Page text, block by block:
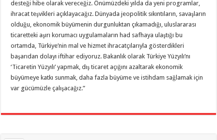
desteği hibe olarak vereceğiz. Önümüzdeki yılda da yeni programlar,
ihracat teşvikleri açıklayacağız. Dünyada jeopolitik sıkıntıların, savaşların
olduğu, ekonomik büyümenin durgunluktan çıkamadığı, uluslararası
ticaretteki aşırı korumacı uygulamaların had safhaya ulaştığı bu
ortamda, Türkiye’nin mal ve hizmet ihracatçılarıyla gösterdikleri
başarıdan dolayı iftihar ediyoruz. Bakanlık olarak Türkiye Yüzyılı’nı
‘Ticaretin Yüzyılı’ yapmak, dış ticaret açığını azaltarak ekonomik
büyümeye katkı sunmak, daha fazla büyüme ve istihdam sağlamak için
var gücümüzle çalışacağız.”